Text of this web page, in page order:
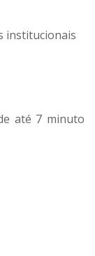
institucionais
até 7 minuto